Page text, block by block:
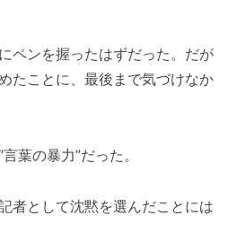
ペンを握ったはずだった。だが
たことに、最後まで気づけなか
葉の暴力”だった。
者として沈黙を選んだことには